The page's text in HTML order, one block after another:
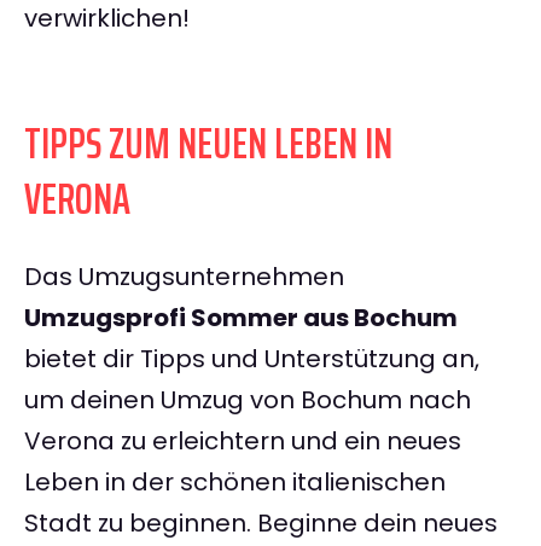
verwirklichen!
TIPPS ZUM NEUEN LEBEN IN
VERONA
Das Umzugsunternehmen
Umzugsprofi Sommer aus Bochum
bietet dir Tipps und Unterstützung an,
um deinen Umzug von Bochum nach
Verona zu erleichtern und ein neues
Leben in der schönen italienischen
Stadt zu beginnen. Beginne dein neues